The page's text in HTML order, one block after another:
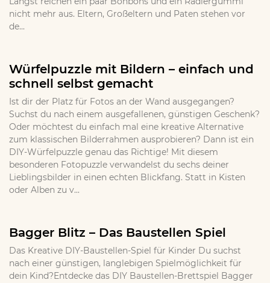
nicht mehr aus. Eltern, Großeltern und Paten stehen vor
de...
Würfelpuzzle mit Bildern – einfach und
schnell selbst gemacht
Ist dir der Platz für Fotos an der Wand ausgegangen?
Suchst du nach einem ausgefallenen, günstigen Geschenk?
Oder möchtest du einfach mal eine kreative Alternative
zum klassischen Bilderrahmen ausprobieren? Dann ist ein
DIY-Würfelpuzzle genau das Richtige! Mit diesem
besonderen Fotopuzzle verwandelst du sechs deiner
Lieblingsbilder in einen echten Blickfang. Statt in Kisten
oder Alben zu v...
Bagger Blitz – Das Baustellen Spiel
Das Kreative DIY-Baustellen-Spiel für Kinder Du suchst
nach einer günstigen, langlebigen Spielmöglichkeit für
dein Kind?Entdecke das DIY Baustellen-Brettspiel Bagger